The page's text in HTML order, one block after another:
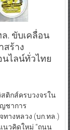
. ขับเคลื่อน
สร้าง
ไลน์ทั่วไทย
ติกส์ครบวงจรใน
ชาการ
างหลวง (บก.ทล.)
นวคิดใหม่ “ถนน